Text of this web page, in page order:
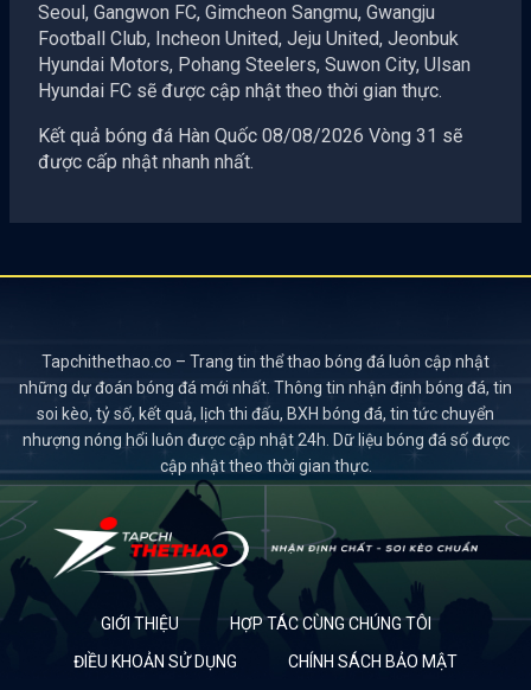
Seoul, Gangwon FC, Gimcheon Sangmu, Gwangju
Football Club, Incheon United, Jeju United, Jeonbuk
Hyundai Motors, Pohang Steelers, Suwon City, Ulsan
Hyundai FC sẽ được cập nhật theo thời gian thực.
Kết quả bóng đá Hàn Quốc 08/08/2026 Vòng 31 sẽ
được cấp nhật nhanh nhất.
Tapchithethao.co – Trang tin thể thao bóng đá luôn cập nhật
những dự đoán bóng đá mới nhất. Thông tin nhận định bóng đá, tin
soi kèo, tỷ số, kết quả, lịch thi đấu, BXH bóng đá, tin tức chuyển
nhượng nóng hổi luôn được cập nhật 24h. Dữ liệu bóng đá số được
cập nhật theo thời gian thực.
GIỚI THIỆU
HỢP TÁC CÙNG CHÚNG TÔI
ĐIỀU KHOẢN SỬ DỤNG
CHÍNH SÁCH BẢO MẬT